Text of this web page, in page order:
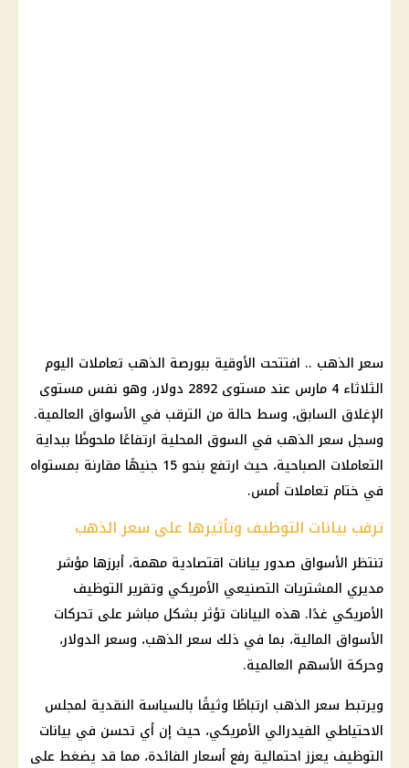
سعر الذهب .. افتتحت الأوقية ببورصة الذهب تعاملات اليوم
الثلاثاء 4 مارس عند مستوى 2892 دولار، وهو نفس مستوى
الإغلاق السابق، وسط حالة من الترقب في الأسواق العالمية.
وسجل سعر الذهب في السوق المحلية ارتفاعًا ملحوظًا ببداية
التعاملات الصباحية، حيث ارتفع بنحو 15 جنيهًا مقارنة بمستواه
في ختام تعاملات أمس.
ترقب بيانات التوظيف وتأثيرها على سعر الذهب
تنتظر الأسواق صدور بيانات اقتصادية مهمة، أبرزها مؤشر
مديري المشتريات التصنيعي الأمريكي وتقرير التوظيف
الأمريكي غدًا. هذه البيانات تؤثر بشكل مباشر على تحركات
الأسواق المالية، بما في ذلك سعر الذهب، وسعر الدولار،
وحركة الأسهم العالمية.
ويرتبط سعر الذهب ارتباطًا وثيقًا بالسياسة النقدية لمجلس
الاحتياطي الفيدرالي الأمريكي، حيث إن أي تحسن في بيانات
التوظيف يعزز احتمالية رفع أسعار الفائدة، مما قد يضغط على